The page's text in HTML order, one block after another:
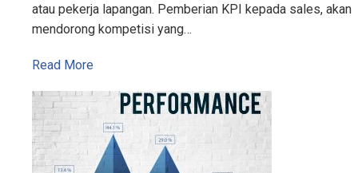
atau pekerja lapangan. Pemberian KPI kepada sales, akan
mendorong kompetisi yang…
Read More